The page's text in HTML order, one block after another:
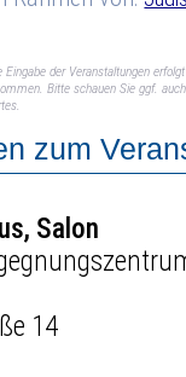
Eingabe der Veranstaltungen
Bitte schauen Sie ggf.
zum
Salon
14